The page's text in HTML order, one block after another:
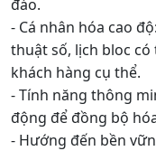
đáo.
- Cá nhân hóa cao
thuật số, lịch bloc
khách hàng cụ thể.
- Tính năng thông
động để đồng bộ
- Hướng đến bền